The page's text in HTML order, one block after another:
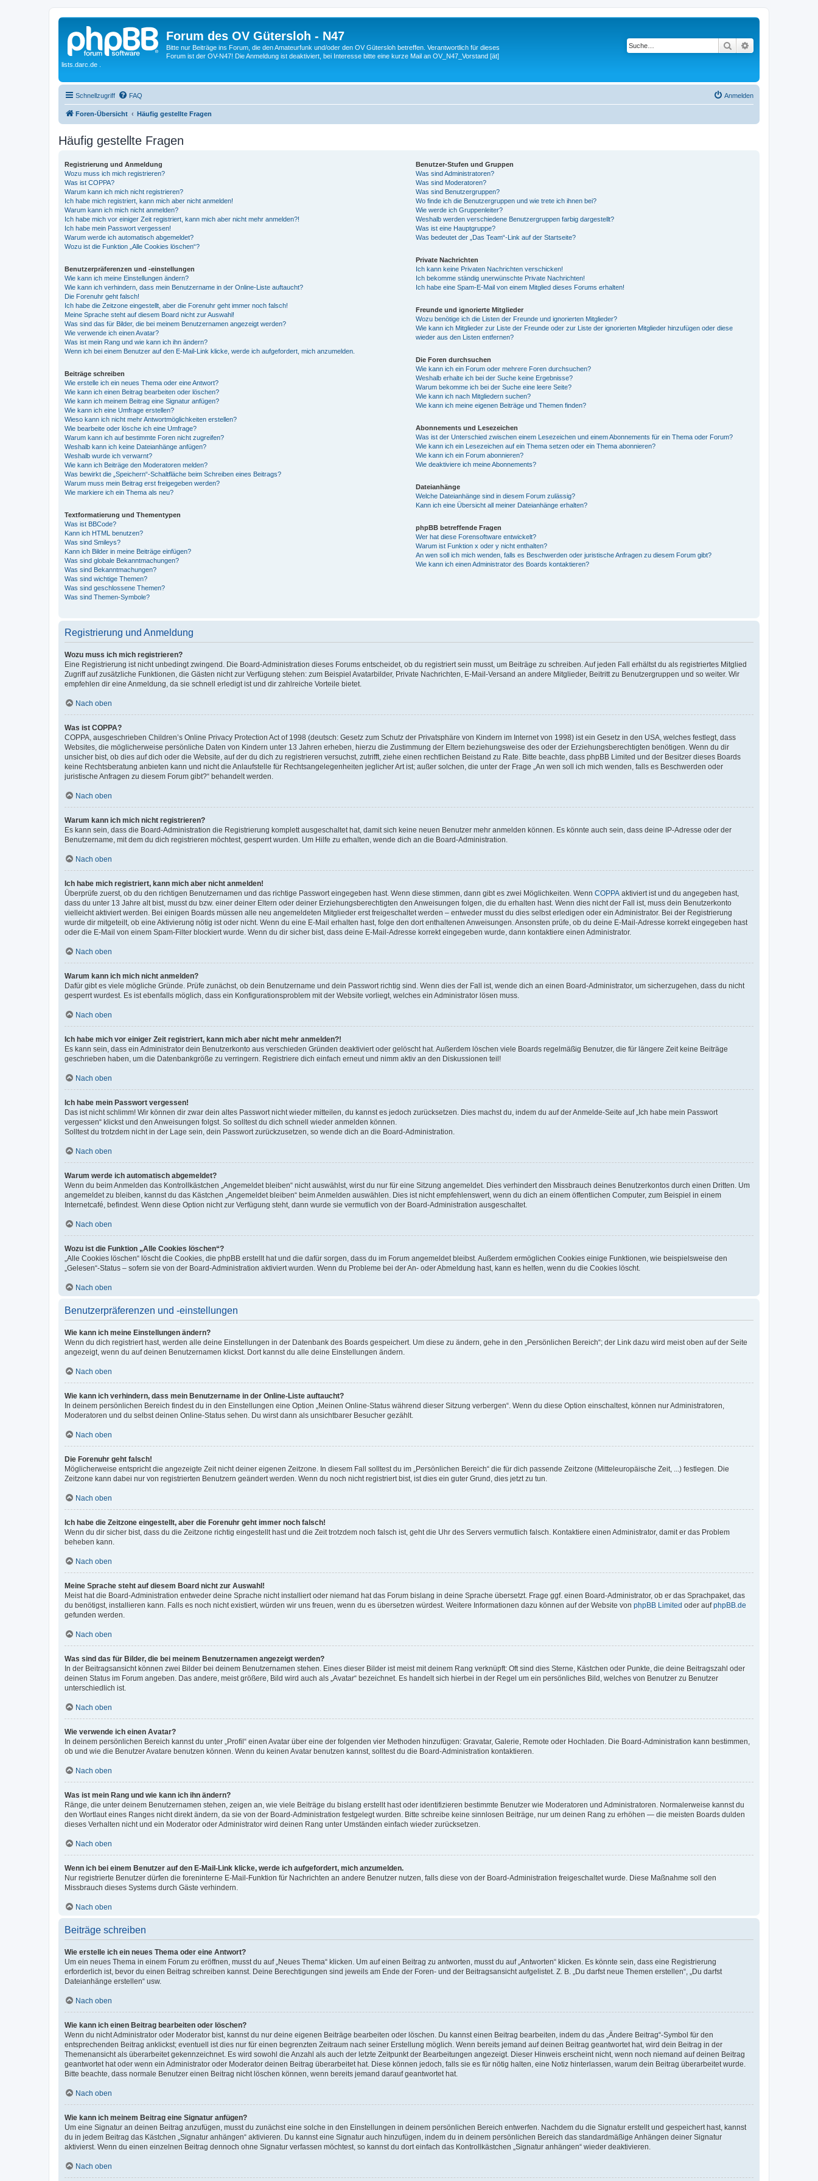
Forum des OV Gütersloh - N47
Bitte nur Beiträge ins Forum, die den Amateurfunk und/oder den OV Gütersloh betreffen. Verantwortlich für dieses
Forum ist der OV-N47! Die Anmeldung ist deaktiviert, bei Interesse bitte eine kurze Mail an OV_N47_Vorstand [ät]
lists.darc.de .
Suche
Schnellzugriff FAQ Anmelden
Foren-Übersicht Häufig gestellte Fragen
Häufig gestellte Fragen
Registrierung und Anmeldung
Wozu muss ich mich registrieren?
Was ist COPPA?
Warum kann ich mich nicht registrieren?
Ich habe mich registriert, kann mich aber nicht anmelden!
Warum kann ich mich nicht anmelden?
Ich habe mich vor einiger Zeit registriert, kann mich aber nicht mehr anmelden?!
Ich habe mein Passwort vergessen!
Warum werde ich automatisch abgemeldet?
Wozu ist die Funktion „Alle Cookies löschen“?
Benutzerpräferenzen und -einstellungen
Wie kann ich meine Einstellungen ändern?
Wie kann ich verhindern, dass mein Benutzername in der Online-Liste auftaucht?
Die Forenuhr geht falsch!
Ich habe die Zeitzone eingestellt, aber die Forenuhr geht immer noch falsch!
Meine Sprache steht auf diesem Board nicht zur Auswahl!
Was sind das für Bilder, die bei meinem Benutzernamen angezeigt werden?
Wie verwende ich einen Avatar?
Was ist mein Rang und wie kann ich ihn ändern?
Wenn ich bei einem Benutzer auf den E-Mail-Link klicke, werde ich aufgefordert, mich anzumelden.
Beiträge schreiben
Wie erstelle ich ein neues Thema oder eine Antwort?
Wie kann ich einen Beitrag bearbeiten oder löschen?
Wie kann ich meinem Beitrag eine Signatur anfügen?
Wie kann ich eine Umfrage erstellen?
Wieso kann ich nicht mehr Antwortmöglichkeiten erstellen?
Wie bearbeite oder lösche ich eine Umfrage?
Warum kann ich auf bestimmte Foren nicht zugreifen?
Weshalb kann ich keine Dateianhänge anfügen?
Weshalb wurde ich verwarnt?
Wie kann ich Beiträge den Moderatoren melden?
Was bewirkt die „Speichern“-Schaltfläche beim Schreiben eines Beitrags?
Warum muss mein Beitrag erst freigegeben werden?
Wie markiere ich ein Thema als neu?
Textformatierung und Thementypen
Was ist BBCode?
Kann ich HTML benutzen?
Was sind Smileys?
Kann ich Bilder in meine Beiträge einfügen?
Was sind globale Bekanntmachungen?
Was sind Bekanntmachungen?
Was sind wichtige Themen?
Was sind geschlossene Themen?
Was sind Themen-Symbole?
Benutzer-Stufen und Gruppen
Was sind Administratoren?
Was sind Moderatoren?
Was sind Benutzergruppen?
Wo finde ich die Benutzergruppen und wie trete ich ihnen bei?
Wie werde ich Gruppenleiter?
Weshalb werden verschiedene Benutzergruppen farbig dargestellt?
Was ist eine Hauptgruppe?
Was bedeutet der „Das Team“-Link auf der Startseite?
Private Nachrichten
Ich kann keine Privaten Nachrichten verschicken!
Ich bekomme ständig unerwünschte Private Nachrichten!
Ich habe eine Spam-E-Mail von einem Mitglied dieses Forums erhalten!
Freunde und ignorierte Mitglieder
Wozu benötige ich die Listen der Freunde und ignorierten Mitglieder?
Wie kann ich Mitglieder zur Liste der Freunde oder zur Liste der ignorierten Mitglieder hinzufügen oder diese
wieder aus den Listen entfernen?
Die Foren durchsuchen
Wie kann ich ein Forum oder mehrere Foren durchsuchen?
Weshalb erhalte ich bei der Suche keine Ergebnisse?
Warum bekomme ich bei der Suche eine leere Seite?
Wie kann ich nach Mitgliedern suchen?
Wie kann ich meine eigenen Beiträge und Themen finden?
Abonnements und Lesezeichen
Was ist der Unterschied zwischen einem Lesezeichen und einem Abonnements für ein Thema oder Forum?
Wie kann ich ein Lesezeichen auf ein Thema setzen oder ein Thema abonnieren?
Wie kann ich ein Forum abonnieren?
Wie deaktiviere ich meine Abonnements?
Dateianhänge
Welche Dateianhänge sind in diesem Forum zulässig?
Kann ich eine Übersicht all meiner Dateianhänge erhalten?
phpBB betreffende Fragen
Wer hat diese Forensoftware entwickelt?
Warum ist Funktion x oder y nicht enthalten?
An wen soll ich mich wenden, falls es Beschwerden oder juristische Anfragen zu diesem Forum gibt?
Wie kann ich einen Administrator des Boards kontaktieren?
Registrierung und Anmeldung
Wozu muss ich mich registrieren?
Eine Registrierung ist nicht unbedingt zwingend. Die Board-Administration dieses Forums entscheidet, ob du registriert sein musst, um Beiträge zu schreiben. Auf jeden Fall erhältst du als registriertes Mitglied
Zugriff auf zusätzliche Funktionen, die Gästen nicht zur Verfügung stehen: zum Beispiel Avatarbilder, Private Nachrichten, E-Mail-Versand an andere Mitglieder, Beitritt zu Benutzergruppen und so weiter. Wir
empfehlen dir eine Anmeldung, da sie schnell erledigt ist und dir zahlreiche Vorteile bietet.
Nach oben
Was ist COPPA?
COPPA, ausgeschrieben Children’s Online Privacy Protection Act of 1998 (deutsch: Gesetz zum Schutz der Privatsphäre von Kindern im Internet von 1998) ist ein Gesetz in den USA, welches festlegt, dass
Websites, die möglicherweise persönliche Daten von Kindern unter 13 Jahren erheben, hierzu die Zustimmung der Eltern beziehungsweise des oder der Erziehungsberechtigten benötigen. Wenn du dir
unsicher bist, ob dies auf dich oder die Website, auf der du dich zu registrieren versuchst, zutrifft, ziehe einen rechtlichen Beistand zu Rate. Bitte beachte, dass phpBB Limited und der Besitzer dieses Boards
keine Rechtsberatung anbieten kann und nicht die Anlaufstelle für Rechtsangelegenheiten jeglicher Art ist; außer solchen, die unter der Frage „An wen soll ich mich wenden, falls es Beschwerden oder
juristische Anfragen zu diesem Forum gibt?“ behandelt werden.
Nach oben
Warum kann ich mich nicht registrieren?
Es kann sein, dass die Board-Administration die Registrierung komplett ausgeschaltet hat, damit sich keine neuen Benutzer mehr anmelden können. Es könnte auch sein, dass deine IP-Adresse oder der
Benutzername, mit dem du dich registrieren möchtest, gesperrt wurden. Um Hilfe zu erhalten, wende dich an die Board-Administration.
Nach oben
Ich habe mich registriert, kann mich aber nicht anmelden!
Überprüfe zuerst, ob du den richtigen Benutzernamen und das richtige Passwort eingegeben hast. Wenn diese stimmen, dann gibt es zwei Möglichkeiten. Wenn COPPA aktiviert ist und du angegeben hast,
dass du unter 13 Jahre alt bist, musst du bzw. einer deiner Eltern oder deiner Erziehungsberechtigten den Anweisungen folgen, die du erhalten hast. Wenn dies nicht der Fall ist, muss dein Benutzerkonto
vielleicht aktiviert werden. Bei einigen Boards müssen alle neu angemeldeten Mitglieder erst freigeschaltet werden – entweder musst du dies selbst erledigen oder ein Administrator. Bei der Registrierung
wurde dir mitgeteilt, ob eine Aktivierung nötig ist oder nicht. Wenn du eine E-Mail erhalten hast, folge den dort enthaltenen Anweisungen. Ansonsten prüfe, ob du deine E-Mail-Adresse korrekt eingegeben hast
oder die E-Mail von einem Spam-Filter blockiert wurde. Wenn du dir sicher bist, dass deine E-Mail-Adresse korrekt eingegeben wurde, dann kontaktiere einen Administrator.
Nach oben
Warum kann ich mich nicht anmelden?
Dafür gibt es viele mögliche Gründe. Prüfe zunächst, ob dein Benutzername und dein Passwort richtig sind. Wenn dies der Fall ist, wende dich an einen Board-Administrator, um sicherzugehen, dass du nicht
gesperrt wurdest. Es ist ebenfalls möglich, dass ein Konfigurationsproblem mit der Website vorliegt, welches ein Administrator lösen muss.
Nach oben
Ich habe mich vor einiger Zeit registriert, kann mich aber nicht mehr anmelden?!
Es kann sein, dass ein Administrator dein Benutzerkonto aus verschieden Gründen deaktiviert oder gelöscht hat. Außerdem löschen viele Boards regelmäßig Benutzer, die für längere Zeit keine Beiträge
geschrieben haben, um die Datenbankgröße zu verringern. Registriere dich einfach erneut und nimm aktiv an den Diskussionen teil!
Nach oben
Ich habe mein Passwort vergessen!
Das ist nicht schlimm! Wir können dir zwar dein altes Passwort nicht wieder mitteilen, du kannst es jedoch zurücksetzen. Dies machst du, indem du auf der Anmelde-Seite auf „Ich habe mein Passwort
vergessen“ klickst und den Anweisungen folgst. So solltest du dich schnell wieder anmelden können.
Solltest du trotzdem nicht in der Lage sein, dein Passwort zurückzusetzen, so wende dich an die Board-Administration.
Nach oben
Warum werde ich automatisch abgemeldet?
Wenn du beim Anmelden das Kontrollkästchen „Angemeldet bleiben“ nicht auswählst, wirst du nur für eine Sitzung angemeldet. Dies verhindert den Missbrauch deines Benutzerkontos durch einen Dritten. Um
angemeldet zu bleiben, kannst du das Kästchen „Angemeldet bleiben“ beim Anmelden auswählen. Dies ist nicht empfehlenswert, wenn du dich an einem öffentlichen Computer, zum Beispiel in einem
Internetcafé, befindest. Wenn diese Option nicht zur Verfügung steht, dann wurde sie vermutlich von der Board-Administration ausgeschaltet.
Nach oben
Wozu ist die Funktion „Alle Cookies löschen“?
„Alle Cookies löschen“ löscht die Cookies, die phpBB erstellt hat und die dafür sorgen, dass du im Forum angemeldet bleibst. Außerdem ermöglichen Cookies einige Funktionen, wie beispielsweise den
„Gelesen“-Status – sofern sie von der Board-Administration aktiviert wurden. Wenn du Probleme bei der An- oder Abmeldung hast, kann es helfen, wenn du die Cookies löscht.
Nach oben
Benutzerpräferenzen und -einstellungen
Wie kann ich meine Einstellungen ändern?
Wenn du dich registriert hast, werden alle deine Einstellungen in der Datenbank des Boards gespeichert. Um diese zu ändern, gehe in den „Persönlichen Bereich“; der Link dazu wird meist oben auf der Seite
angezeigt, wenn du auf deinen Benutzernamen klickst. Dort kannst du alle deine Einstellungen ändern.
Nach oben
Wie kann ich verhindern, dass mein Benutzername in der Online-Liste auftaucht?
In deinem persönlichen Bereich findest du in den Einstellungen eine Option „Meinen Online-Status während dieser Sitzung verbergen“. Wenn du diese Option einschaltest, können nur Administratoren,
Moderatoren und du selbst deinen Online-Status sehen. Du wirst dann als unsichtbarer Besucher gezählt.
Nach oben
Die Forenuhr geht falsch!
Möglicherweise entspricht die angezeigte Zeit nicht deiner eigenen Zeitzone. In diesem Fall solltest du im „Persönlichen Bereich“ die für dich passende Zeitzone (Mitteleuropäische Zeit, ...) festlegen. Die
Zeitzone kann dabei nur von registrierten Benutzern geändert werden. Wenn du noch nicht registriert bist, ist dies ein guter Grund, dies jetzt zu tun.
Nach oben
Ich habe die Zeitzone eingestellt, aber die Forenuhr geht immer noch falsch!
Wenn du dir sicher bist, dass du die Zeitzone richtig eingestellt hast und die Zeit trotzdem noch falsch ist, geht die Uhr des Servers vermutlich falsch. Kontaktiere einen Administrator, damit er das Problem
beheben kann.
Nach oben
Meine Sprache steht auf diesem Board nicht zur Auswahl!
Meist hat die Board-Administration entweder deine Sprache nicht installiert oder niemand hat das Forum bislang in deine Sprache übersetzt. Frage ggf. einen Board-Administrator, ob er das Sprachpaket, das
du benötigst, installieren kann. Falls es noch nicht existiert, würden wir uns freuen, wenn du es übersetzen würdest. Weitere Informationen dazu können auf der Website von phpBB Limited oder aufphpBB.de
gefunden werden.
Nach oben
Was sind das für Bilder, die bei meinem Benutzernamen angezeigt werden?
In der Beitragsansicht können zwei Bilder bei deinem Benutzernamen stehen. Eines dieser Bilder ist meist mit deinem Rang verknüpft: Oft sind dies Sterne, Kästchen oder Punkte, die deine Beitragszahl oder
deinen Status im Forum angeben. Das andere, meist größere, Bild wird auch als „Avatar“ bezeichnet. Es handelt sich hierbei in der Regel um ein persönliches Bild, welches von Benutzer zu Benutzer
unterschiedlich ist.
Nach oben
Wie verwende ich einen Avatar?
In deinem persönlichen Bereich kannst du unter „Profil“ einen Avatar über eine der folgenden vier Methoden hinzufügen: Gravatar, Galerie, Remote oder Hochladen. Die Board-Administration kann bestimmen,
ob und wie die Benutzer Avatare benutzen können. Wenn du keinen Avatar benutzen kannst, solltest du die Board-Administration kontaktieren.
Nach oben
Was ist mein Rang und wie kann ich ihn ändern?
Ränge, die unter deinem Benutzernamen stehen, zeigen an, wie viele Beiträge du bislang erstellt hast oder identifizieren bestimmte Benutzer wie Moderatoren und Administratoren. Normalerweise kannst du
den Wortlaut eines Ranges nicht direkt ändern, da sie von der Board-Administration festgelegt wurden. Bitte schreibe keine sinnlosen Beiträge, nur um deinen Rang zu erhöhen — die meisten Boards dulden
dieses Verhalten nicht und ein Moderator oder Administrator wird deinen Rang unter Umständen einfach wieder zurücksetzen.
Nach oben
Wenn ich bei einem Benutzer auf den E-Mail-Link klicke, werde ich aufgefordert, mich anzumelden.
Nur registrierte Benutzer dürfen die foreninterne E-Mail-Funktion für Nachrichten an andere Benutzer nutzen, falls diese von der Board-Administration freigeschaltet wurde. Diese Maßnahme soll den
Missbrauch dieses Systems durch Gäste verhindern.
Nach oben
Beiträge schreiben
Wie erstelle ich ein neues Thema oder eine Antwort?
Um ein neues Thema in einem Forum zu eröffnen, musst du auf „Neues Thema“ klicken. Um auf einen Beitrag zu antworten, musst du auf „Antworten“ klicken. Es könnte sein, dass eine Registrierung
erforderlich ist, bevor du einen Beitrag schreiben kannst. Deine Berechtigungen sind jeweils am Ende der Foren- und der Beitragsansicht aufgelistet. Z. B. „Du darfst neue Themen erstellen“, „Du darfst
Dateianhänge erstellen“ usw.
Nach oben
Wie kann ich einen Beitrag bearbeiten oder löschen?
Wenn du nicht Administrator oder Moderator bist, kannst du nur deine eigenen Beiträge bearbeiten oder löschen. Du kannst einen Beitrag bearbeiten, indem du das „Ändere Beitrag“-Symbol für den
entsprechenden Beitrag anklickst; eventuell ist dies nur für einen begrenzten Zeitraum nach seiner Erstellung möglich. Wenn bereits jemand auf deinen Beitrag geantwortet hat, wird dein Beitrag in der
Themenansicht als überarbeitet gekennzeichnet. Es wird sowohl die Anzahl als auch der letzte Zeitpunkt der Bearbeitungen angezeigt. Dieser Hinweis erscheint nicht, wenn noch niemand auf deinen Beitrag
geantwortet hat oder wenn ein Administrator oder Moderator deinen Beitrag überarbeitet hat. Diese können jedoch, falls sie es für nötig halten, eine Notiz hinterlassen, warum dein Beitrag überarbeitet wurde.
Bitte beachte, dass normale Benutzer einen Beitrag nicht löschen können, wenn bereits jemand darauf geantwortet hat.
Nach oben
Wie kann ich meinem Beitrag eine Signatur anfügen?
Um eine Signatur an deinen Beitrag anzufügen, musst du zunächst eine solche in den Einstellungen in deinem persönlichen Bereich entwerfen. Nachdem du die Signatur erstellt und gespeichert hast, kannst
du in jedem Beitrag das Kästchen „Signatur anhängen“ aktivieren. Du kannst eine Signatur auch hinzufügen, indem du in deinem persönlichen Bereich das standardmäßige Anhängen deiner Signatur
aktivierst. Wenn du einen einzelnen Beitrag dennoch ohne Signatur verfassen möchtest, so kannst du dort einfach das Kontrollkästchen „Signatur anhängen“ wieder deaktivieren.
Nach oben